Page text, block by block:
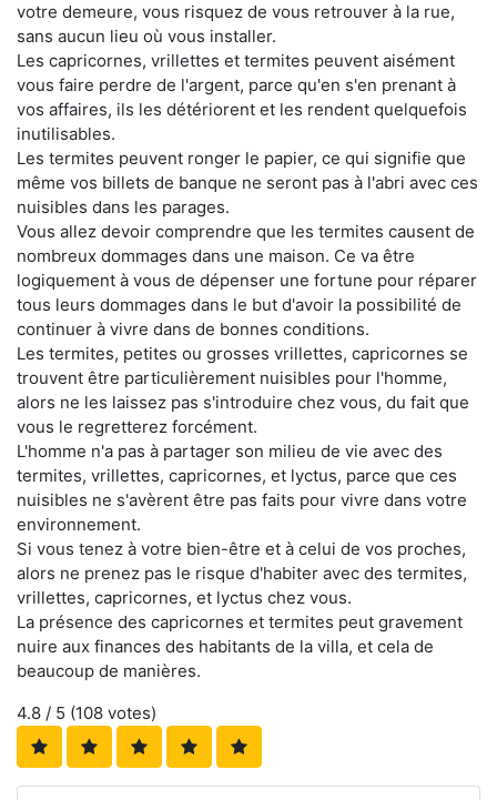
votre demeure, vous risquez de vous retrouver à la rue,
sans aucun lieu où vous installer.
Les capricornes, vrillettes et termites peuvent aisément
vous faire perdre de l'argent, parce qu'en s'en prenant à
vos affaires, ils les détériorent et les rendent quelquefois
inutilisables.
Les termites peuvent ronger le papier, ce qui signifie que
même vos billets de banque ne seront pas à l'abri avec ces
nuisibles dans les parages.
Vous allez devoir comprendre que les termites causent de
nombreux dommages dans une maison. Ce va être
logiquement à vous de dépenser une fortune pour réparer
tous leurs dommages dans le but d'avoir la possibilité de
continuer à vivre dans de bonnes conditions.
Les termites, petites ou grosses vrillettes, capricornes se
trouvent être particulièrement nuisibles pour l'homme,
alors ne les laissez pas s'introduire chez vous, du fait que
vous le regretterez forcément.
L'homme n'a pas à partager son milieu de vie avec des
termites, vrillettes, capricornes, et lyctus, parce que ces
nuisibles ne s'avèrent être pas faits pour vivre dans votre
environnement.
Si vous tenez à votre bien-être et à celui de vos proches,
alors ne prenez pas le risque d'habiter avec des termites,
vrillettes, capricornes, et lyctus chez vous.
La présence des capricornes et termites peut gravement
nuire aux finances des habitants de la villa, et cela de
beaucoup de manières.
4.8 / 5 (108 votes)